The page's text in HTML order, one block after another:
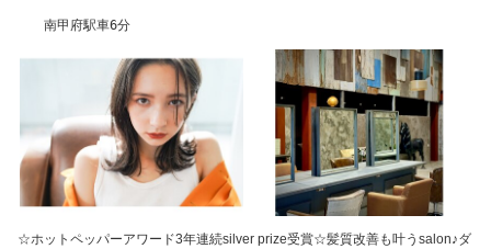
南甲府駅車6分
☆ホットペッパーアワード3年連続silver prize受賞☆髪質改善も叶うsalon♪ダ